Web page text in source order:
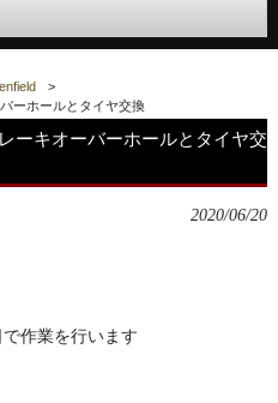
>
ーホールとタイヤ交換
ーキオーバーホールとタイヤ交
2020/06/20
作業を行います